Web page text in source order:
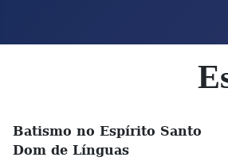
Batismo no Espírito Santo
Dom de Línguas